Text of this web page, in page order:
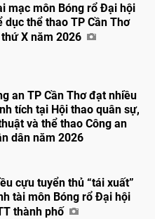
mạc môn Bóng rổ Đại hội
dục thể thao TP Cần Thơ
X năm 2026
an TP Cần Thơ đạt nhiều
tích tại Hội thao quân sự,
và thể thao Công an
dân năm 2026
cựu tuyển thủ “tái xuất”
tài môn Bóng rổ Đại hội
thành phố